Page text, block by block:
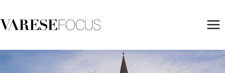
al